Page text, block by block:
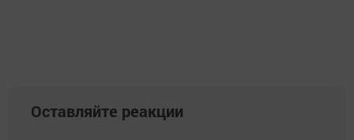
Оставляйте реакции